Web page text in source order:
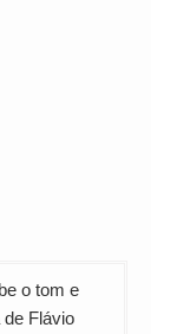
o tom e
de Flávio